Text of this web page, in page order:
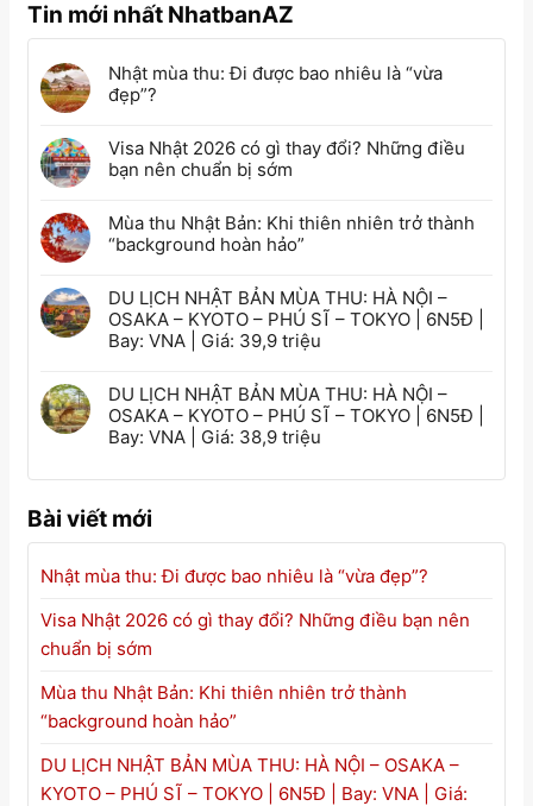
Tin mới nhất NhatbanAZ
Nhật mùa thu: Đi được bao nhiêu là “vừa
đẹp”?
Visa Nhật 2026 có gì thay đổi? Những điều
bạn nên chuẩn bị sớm
Mùa thu Nhật Bản: Khi thiên nhiên trở thành
“background hoàn hảo”
DU LỊCH NHẬT BẢN MÙA THU: HÀ NỘI –
OSAKA – KYOTO – PHÚ SĨ – TOKYO | 6N5Đ |
Bay: VNA | Giá: 39,9 triệu
DU LỊCH NHẬT BẢN MÙA THU: HÀ NỘI –
OSAKA – KYOTO – PHÚ SĨ – TOKYO | 6N5Đ |
Bay: VNA | Giá: 38,9 triệu
Bài viết mới
Nhật mùa thu: Đi được bao nhiêu là “vừa đẹp”?
Visa Nhật 2026 có gì thay đổi? Những điều bạn nên
chuẩn bị sớm
Mùa thu Nhật Bản: Khi thiên nhiên trở thành
“background hoàn hảo”
DU LỊCH NHẬT BẢN MÙA THU: HÀ NỘI – OSAKA –
KYOTO – PHÚ SĨ – TOKYO | 6N5Đ | Bay: VNA | Giá: